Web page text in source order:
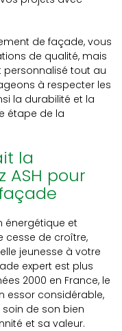
de façade, vous
de qualité, mais
tout au
à respecter les
la durabilité et la
étape de la
la
ASH pour
énergétique et
cesse de croître,
jeunesse à votre
expert est plus
2000 en France, le
essor considérable,
de son bien
et sa valeur.